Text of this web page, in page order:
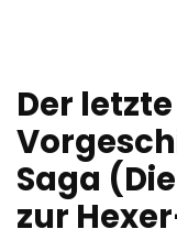
Der
Saga
zur